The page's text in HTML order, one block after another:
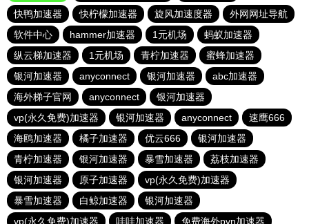
快鸭加速器
快柠檬加速器 旋风加速度器
外网网址导航
软件中心
hammer加速器 1元机场
蚂蚁加速器
纵云梯加速器
1元机场 青柠加速器
蜜蜂加速器
银河加速器
anyconnect 银河加速器
abc加速器
海外梯子官网
anyconnect
银河加速器
vp(永久免费)加速器
银河加速器 anyconnect
速鹰666
海鸥加速器
橘子加速器 优云666
银河加速器
青柠加速器
银河加速器 暴雪加速器
荔枝加速器
银河加速器
原子加速器
vp(永久免费)加速器
暴雪加速器
白鲸加速器
银河加速器
vp(永久免费)加速器
哇哇加速器 免费海外pvn加速器